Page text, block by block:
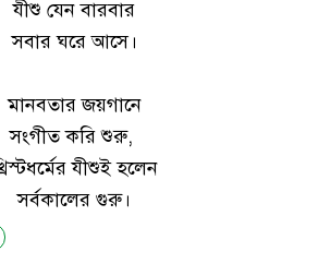
যীশু যেন বারবার
সবার ঘরে আসে।
মানবতার জয়গানে
সংগীত করি শুরু,
যীশুই হলেন
সর্বকালের গুরু।